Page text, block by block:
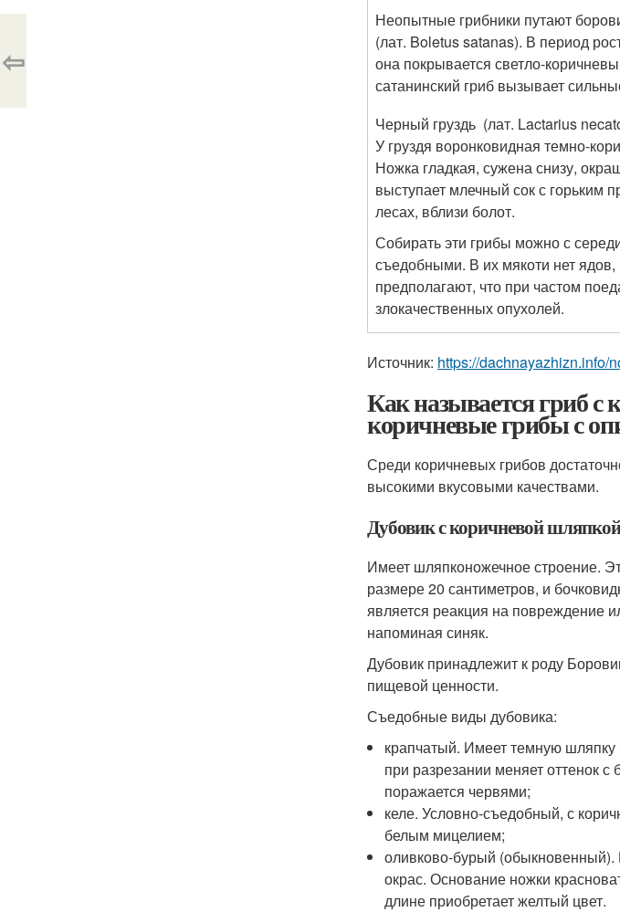
Неопытные грибники путают
(лат. Boletus satanas). В период
она покрывается светло-
сатанинский гриб вызывает
Черный груздь (лат. Lactarius
У груздя воронковидная темно-
Ножка гладкая, сужена снизу,
выступает млечный сок с горьким
лесах, вблизи болот.
Собирать эти грибы можно с
съедобными. В их мякоти нет
предполагают, что при частом
злокачественных опухолей.
Источник: https://dachnayazhizn.info/
Как называется гриб
коричневые грибы с
Среди коричневых грибов
высокими вкусовыми качествами.
Дубовик с коричневой
Имеет шляпконожечное строение.
размере 20 сантиметров, и
является реакция на повреждение
напоминая синяк.
Дубовик принадлежит к роду
пищевой ценности.
Съедобные виды дубовика:
крапчатый. Имеет темную шляпку
при разрезании меняет оттенок
поражается червями;
келе. Условно-съедобный, с
белым мицелием;
оливково-бурый (обыкновенный).
окрас. Основание ножки
длине приобретает желтый цвет.
⇦